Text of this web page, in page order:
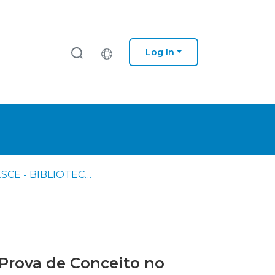
Log In
IPS - ESCE - BIBLIOTECA - Dissertações de mestrado
de Conceito no